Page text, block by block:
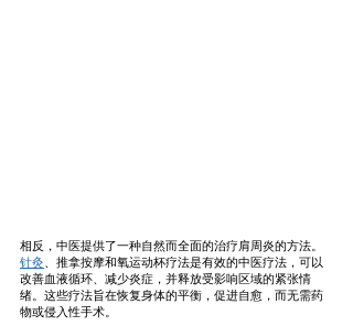
相反，中医提供了一种自然而全面的治疗肩周炎的方法。
针灸、推拿按摩和氧运动杯疗法是有效的中医疗法，可以
改善血液循环、减少炎症，并释放受影响区域的紧张情
绪。这些疗法旨在恢复身体的平衡，促进自愈，而无需药
物或侵入性手术。